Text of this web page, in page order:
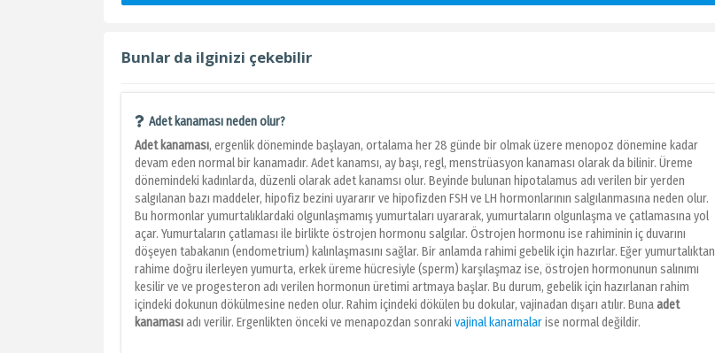
Bunlar da ilginizi çekebilir
Adet kanaması neden olur?
Adet kanaması, ergenlik döneminde başlayan, ortalama her 28 günde bir olmak üzere menopoz dönemine kadar
devam eden normal bir kanamadır. Adet kanamsı, ay başı, regl, menstrüasyon kanaması olarak da bilinir. Üreme
dönemindeki kadınlarda, düzenli olarak adet kanamsı olur. Beyinde bulunan hipotalamus adı verilen bir yerden
salgılanan bazı maddeler, hipofiz bezini uyararır ve hipofizden FSH ve LH hormonlarının salgılanmasına neden olur.
Bu hormonlaryumurtalıklardaki olgunlaşmamış yumurtaları uyararak, yumurtaların olgunlaşma ve çatlamasına yol
açar. Yumurtaların çatlaması ile birlikte östrojen hormonu salgılar. Östrojen hormonu ise rahiminin iç duvarını
döşeyen tabakanın (endometrium) kalınlaşmasını sağlar. Bir anlamda rahimi gebelik için hazırlar. Eğer yumurtalıktan
rahime doğru ilerleyen yumurta, erkek üreme hücresiyle (sperm) karşılaşmaz ise, östrojen hormonunun salınımı
kesilir ve ve progesteron adı verilen hormonun üretimi artmaya başlar. Bu durum, gebelik için hazırlanan rahim
içindeki dokunun dökülmesine neden olur. Rahim içindeki dökülen bu dokular, vajinadan dışarı atılır. Bunaadet
kanamasıadı verilir. Ergenlikten önceki ve menapozdan sonraki vajinal kanamalarise normal değildir.